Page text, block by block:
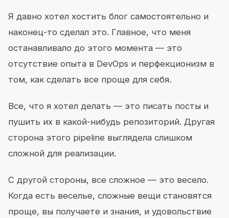
Я давно хотел хостить блог самостоятельно и
наконец-то сделал это. Главное, что меня
останавливало до этого момента — это
отсутствие опыта в DevOps и перфекционизм в
том, как сделать все проще для себя.
Все, что я хотел делать — это писать посты и
пушить их в какой-нибудь репозиторий. Другая
сторона этого pipeline выглядела слишком
сложной для реализации.
С другой стороны, все сложное — это весело.
Когда есть веселье, сложные вещи становятся
проще, вы получаете и знания, и удовольствие